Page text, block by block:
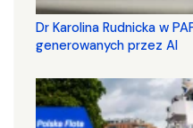
Dr Karolina Rudnicka w
generowanych przez AI